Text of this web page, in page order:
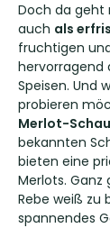
Doch da geht
auch als
fruchtigen
hervorragend
Speisen. Und
probieren
Merlot-
bekannten
bieten eine
Merlots.
Rebe weiß zu
spannendes